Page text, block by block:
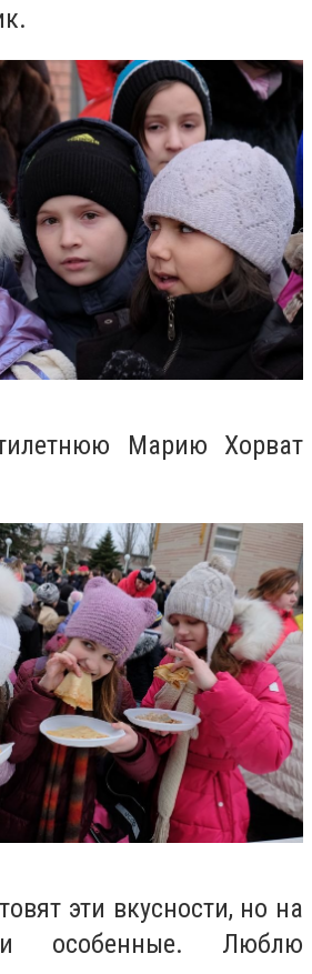
Марию Хорват
эти вкусности, но на
особенные. Люблю